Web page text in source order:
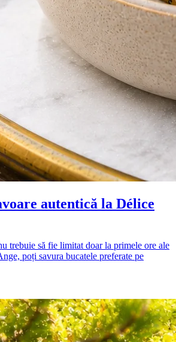
autentică la Délice
trebuie să fie limitat doar la primele ore ale
poți savura bucatele preferate pe